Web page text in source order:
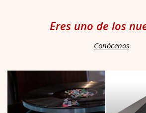
Eres uno de los
Conócenos